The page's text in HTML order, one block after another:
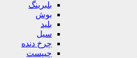
بلبرینگ
بوش
بلید
سیل
چرخ دنده
چیپست